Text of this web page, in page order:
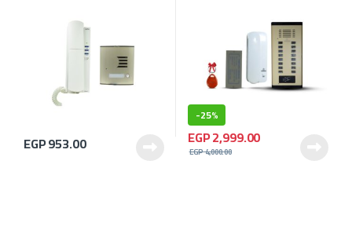
EGP953.00
-25%
EGP2,999.00
EGP4,000.00